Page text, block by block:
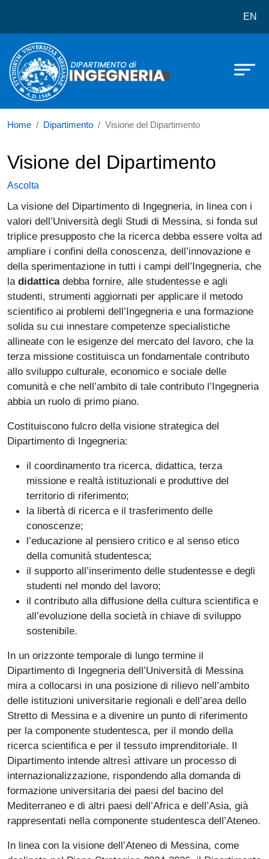
EN
Home Dipartimento Visione del Dipartimento
Visione del Dipartimento
Ascolta
La visione del Dipartimento di Ingegneria, in linea con i
valori dell’Università degli Studi di Messina, si fonda sul
triplice presupposto che la ricerca debba essere volta ad
ampliare i confini della conoscenza, dell’innovazione e
della sperimentazione in tutti i campi dell’Ingegneria, che
la didatticadebba fornire, alle studentesse e agli
studenti, strumenti aggiornati per applicare il metodo
scientifico ai problemi dell’Ingegneria e una formazione
solida su cui innestare competenze specialistiche
allineate con le esigenze del mercato del lavoro, che la
terza missione costituisca un fondamentale contributo
allo sviluppo culturale, economico e sociale delle
comunità e che nell’ambito di tale contributo l’Ingegneria
abbia un ruolo di primo piano.
Costituiscono fulcro della visione strategica del
Dipartimento di Ingegneria:
il coordinamento tra ricerca, didattica, terza
missione e realtà istituzionali e produttive del
territorio di riferimento;
la libertà di ricerca e il trasferimento delle
conoscenze;
l’educazione al pensiero critico e al senso etico
della comunità studentesca;
il supporto all’inserimento delle studentesse e degli
studenti nel mondo del lavoro;
il contributo alla diffusione della cultura scientifica e
all’evoluzione della società in chiave di sviluppo
sostenibile.
In un orizzonte temporale di lungo termine il
Dipartimento di Ingegneria dell’Università di Messina
mira a collocarsi in una posizione di rilievo nell’ambito
delle istituzioni universitarie regionali e dell’area dello
Stretto di Messina e a divenire un punto di riferimento
per la componente studentesca, per il mondo della
ricerca scientifica e per il tessuto imprenditoriale. Il
Dipartimento intende altresì attivare un processo di
internazionalizzazione, rispondendo alla domanda di
formazione universitaria dei paesi del bacino del
Mediterraneo e di altri paesi dell’Africa e dell’Asia, già
rappresentati nella componente studentesca dell’Ateneo.
In linea con la visione dell’Ateneo di Messina, come